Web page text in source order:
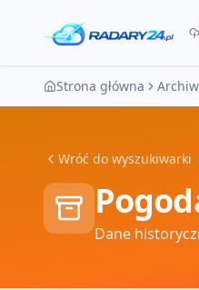
Strona główna
Wróć do wyszukiwarki
Dane